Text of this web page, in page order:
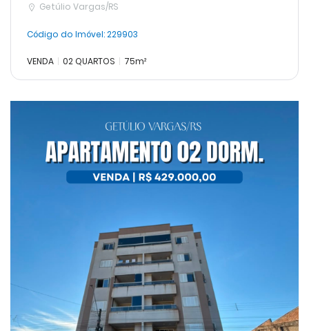
Getúlio Vargas/RS
Código do Imóvel:229903
VENDA 02 QUARTOS 75m²